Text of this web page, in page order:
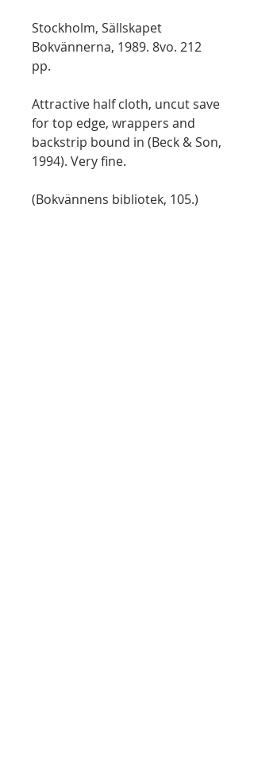
Stockholm, Sällskapet
Bokvännerna, 1989. 8vo. 212
pp.
Attractive half cloth, uncut save
for top edge, wrappers and
backstrip bound in (Beck & Son,
1994). Very fine.
(Bokvännens bibliotek, 105.)